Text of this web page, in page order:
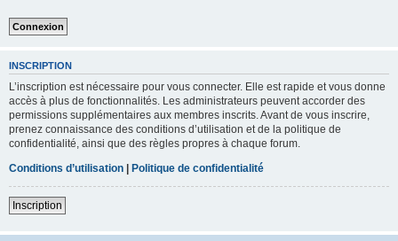
INSCRIPTION
L’inscription est nécessaire pour vous connecter. Elle est rapide et vous donne
accès à plus de fonctionnalités. Les administrateurs peuvent accorder des
permissions supplémentaires aux membres inscrits. Avant de vous inscrire,
prenez connaissance des conditions d’utilisation et de la politique de
confidentialité, ainsi que des règles propres à chaque forum.
Conditions d’utilisation | Politique de confidentialité
Inscription